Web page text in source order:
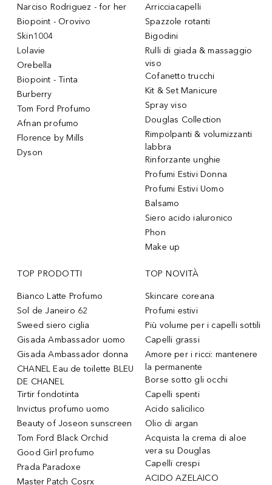
Narciso Rodriguez - for her
Biopoint - Orovivo
Skin1004
Lolavie
Orebella
Biopoint - Tinta
Burberry
Tom Ford Profumo
Afnan profumo
Florence by Mills
Dyson
Arricciacapelli
Spazzole rotanti
Bigodini
Rulli di giada & massaggio
viso
Cofanetto trucchi
Kit & Set Manicure
Spray viso
Douglas Collection
Rimpolpanti & volumizzanti
labbra
Rinforzante unghie
Profumi Estivi Donna
Profumi Estivi Uomo
Balsamo
Siero acido ialuronico
Phon
Make up
TOP PRODOTTI
Bianco Latte Profumo
Sol de Janeiro 62
Sweed siero ciglia
Gisada Ambassador uomo
Gisada Ambassador donna
CHANEL Eau de toilette BLEU
DE CHANEL
Tirtir fondotinta
Invictus profumo uomo
Beauty of Joseon sunscreen
Tom Ford Black Orchid
Good Girl profumo
Prada Paradoxe
Master Patch Cosrx
TOP NOVITÀ
Skincare coreana
Profumi estivi
Più volume per i capelli sottili
Capelli grassi
Amore per i ricci: mantenere
la permanente
Borse sotto gli occhi
Capelli spenti
Acido salicilico
Olio di argan
Acquista la crema di aloe
vera su Douglas
Capelli crespi
ACIDO AZELAICO